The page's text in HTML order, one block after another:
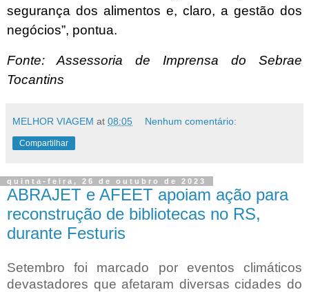
segurança dos alimentos e, claro, a gestão dos
negócios”, pontua.
Fonte: Assessoria de Imprensa do Sebrae
Tocantins
MELHOR VIAGEM at 08:05 Nenhum comentário:
Compartilhar
quinta-feira, 26 de outubro de 2023
ABRAJET e AFEET apoiam ação para
reconstrução de bibliotecas no RS,
durante Festuris
Setembro foi marcado por eventos climáticos
devastadores que afetaram diversas cidades do